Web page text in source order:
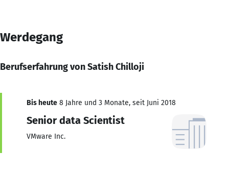
Werdegang
Berufserfahrung von Satish Chilloji
Bis heute 8 Jahre und 3 Monate, seit Juni 2018
Senior data Scientist
VMware Inc.